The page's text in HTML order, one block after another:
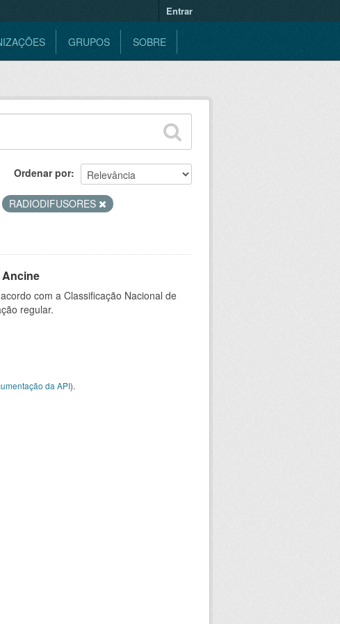
Entrar
GRUPOS SOBRE
Ordenar por
RADIODIFUSORES
com a Classificação Nacional de
regular.
da API).